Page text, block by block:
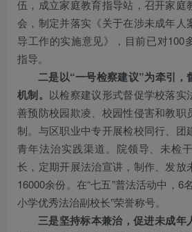
伍，成立家庭教育指导站，召开家庭
会，制定并落实《关于在涉未成年人
导工作的实施意见》，目前已对100
指导。
二是以“一号检察建议”为牵引，
机制。 以检察建议形式督促学校落实
善预防校园欺凌、校园性侵害和教职
制。与区职业中专开展检校同行、团
青年法治实践渠道。院领导、未检
长，定期开展法治宣讲，制作、发放
16000余份。在“七五”普法活动中，6
小学优秀法治副校长”荣誉称号。
三是坚持标本兼治，促进未成年